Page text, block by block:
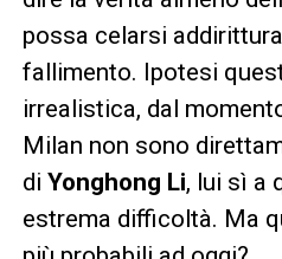
possa celarsi
fallimento. Ipotesi
irrealistica, dal
Milan non sono
di Yonghong Li, lui sì a
estrema difficoltà. Ma